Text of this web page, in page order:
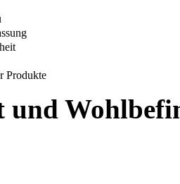
Produkte
und